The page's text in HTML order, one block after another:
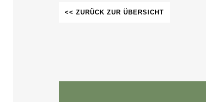
<< ZURÜCK ZUR ÜBERSICHT